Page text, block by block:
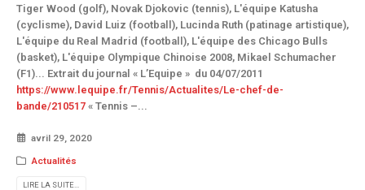
Tiger Wood (golf), Novak Djokovic (tennis), L'équipe Katusha
(cyclisme), David Luiz (football), Lucinda Ruth (patinage artistique),
L'équipe du Real Madrid (football), L'équipe des Chicago Bulls
(basket), L'équipe Olympique Chinoise 2008, Mikael Schumacher
(F1)... Extrait du journal « L’Equipe » du 04/07/2011
https://www.lequipe.fr/Tennis/Actualites/Le-chef-de-
bande/210517 « Tennis –...
avril 29, 2020
Actualités
LIRE LA SUITE...